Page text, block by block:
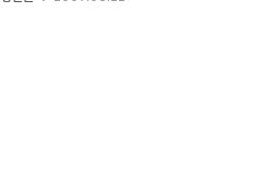
인은 한 사람 한 사람은 잘 났을지 몰라도, 서로 조